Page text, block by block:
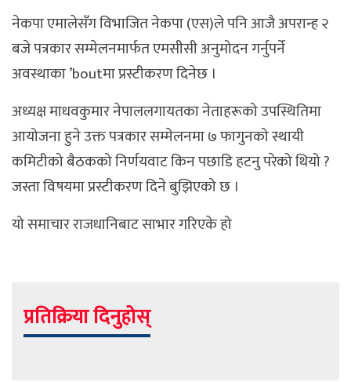
नेकपा एमालेसँग विभाजित नेकपा (एस)ले पनि आजै अपरान्ह २
बजे पत्रकार सम्मेलनमार्फत एमसीसी अनुमोदन गर्नुपर्ने
अवस्थाका ’boutमा प्रस्टीकरण दिनेछ ।
अध्यक्ष माधवकुमार नेपाललगायतका नेताहरूको उपस्थितिमा
आयोजना हुने उक्त पत्रकार सम्मेलनमा ७ फागुनको स्थायी
कमिटीको बैठकको निर्णयवाट किन पछाडि हटनु परेको थियो ?
जस्ता विषयमा प्रस्टीकरण दिने बुझिएको छ ।
यो समाचार राजधानिबाट साभार गरिएके हो
प्रतिक्रिया दिनुहोस्